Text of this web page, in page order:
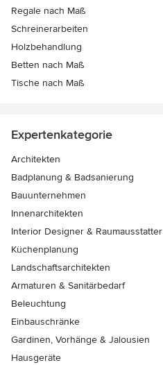
Regale nach Maß
Schreinerarbeiten
Holzbehandlung
Betten nach Maß
Tische nach Maß
Expertenkategorie
Architekten
Badplanung & Badsanierung
Bauunternehmen
Innenarchitekten
Interior Designer & Raumausstatter
Küchenplanung
Landschaftsarchitekten
Armaturen & Sanitärbedarf
Beleuchtung
Einbauschränke
Gardinen, Vorhänge & Jalousien
Hausgeräte